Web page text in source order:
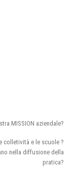
MISSION aziendale?
colletività e le scuole ?
nella diffusione della
pratica?